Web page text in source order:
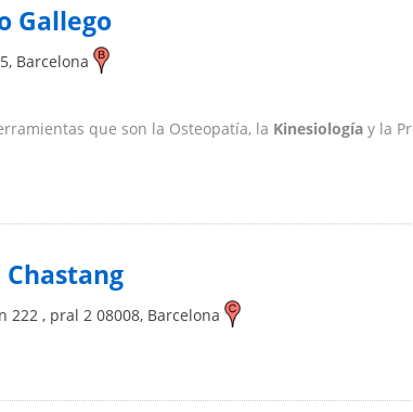
Gallego
, Barcelona
que son la Osteopatía, la Kinesiología y la
222 , pral 2 08008, Barcelona